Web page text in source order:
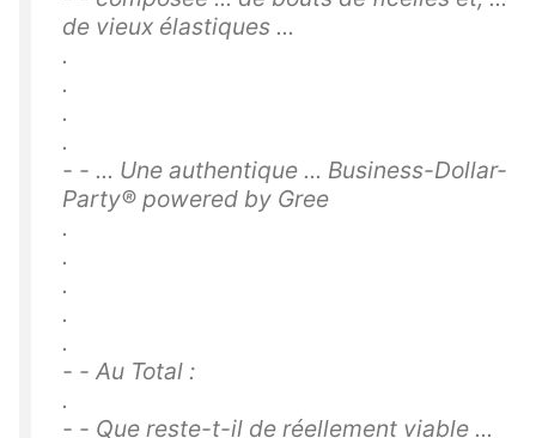
de vieux élastiques ...
.
.
.
.
- - ... Une authentique ... Business-Dollar-
Party® powered by Gree
.
.
.
.
.
- - Au Total :
.
- - Que reste-t-il de réellement viable ...